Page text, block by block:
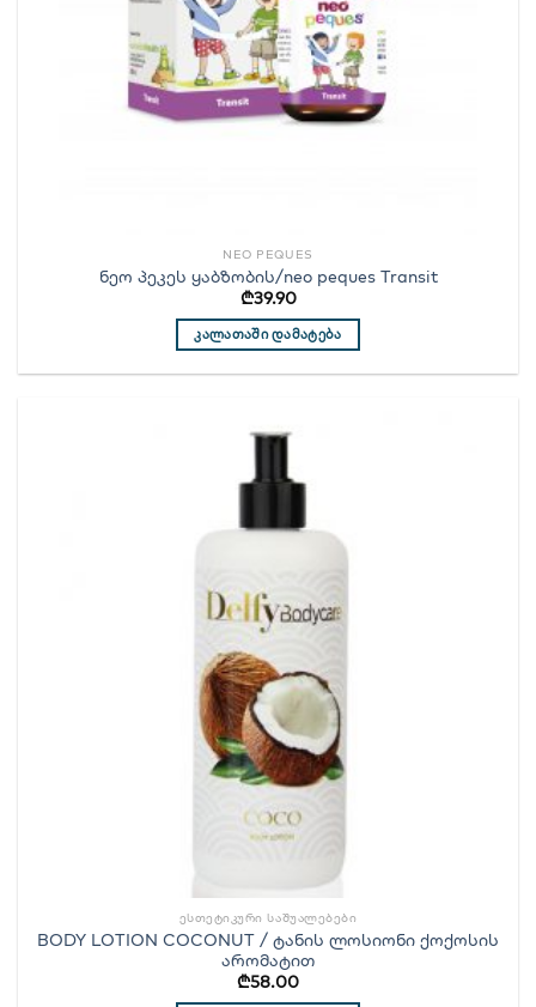
NEO PEQUES
ნეო პეკეს ყაბზობის/neo peques Transit
₾39.90
ᲙᲐᲚᲐᲗᲐᲨᲘ ᲓᲐᲛᲐᲢᲔᲑᲐ
ᲔᲡᲗᲔᲢᲘᲙᲣᲠᲘ ᲡᲐᲨᲣᲐᲚᲔᲑᲔᲑᲘ
BODY LOTION COCONUT / ტანის ლოსიონი ქოქოსის
არომატით
₾58.00